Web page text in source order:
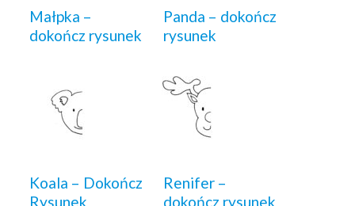
Małpka –
dokończ rysunek
Panda – dokończ
rysunek
Koala – Dokończ
Rysunek
Renifer –
dokończ rysunek